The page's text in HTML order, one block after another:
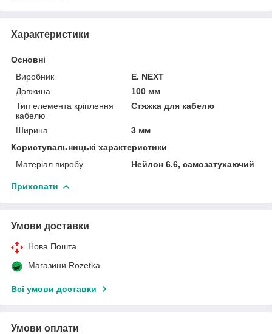
Характеристики
Основні
Виробник
E. NEXT
Довжина
100 мм
Тип елемента кріплення
кабелю
Стяжка для кабелю
Ширина
3 мм
Користувальницькі характеристики
Матеріал виробу
Нейлон 6.6, самозатухаючий
Приховати
Умови доставки
Нова Пошта
Магазини Rozetka
Всі умови доставки
Умови оплати